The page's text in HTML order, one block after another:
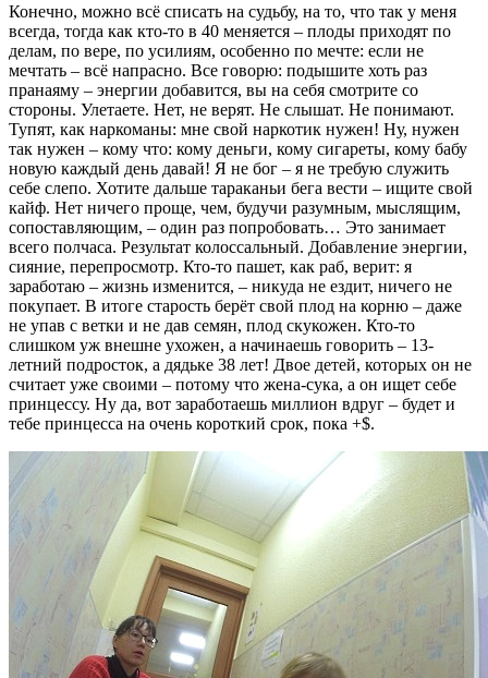
Конечно, можно всё списать на судьбу, на то, что так у меня
всегда, тогда как кто-то в 40 меняется – плоды приходят по
делам, по вере, по усилиям, особенно по мечте: если не
мечтать – всё напрасно. Все говорю: подышите хоть раз
пранаяму – энергии добавится, вы на себя смотрите со
стороны. Улетаете. Нет, не верят. Не слышат. Не понимают.
Тупят, как наркоманы: мне свой наркотик нужен! Ну, нужен
так нужен – кому что: кому деньги, кому сигареты, кому бабу
новую каждый день давай! Я не бог – я не требую служить
себе слепо. Хотите дальше тараканьи бега вести – ищите свой
кайф. Нет ничего проще, чем, будучи разумным, мыслящим,
сопоставляющим, – один раз попробовать… Это занимает
всего полчаса. Результат колоссальный. Добавление энергии,
сияние, перепросмотр. Кто-то пашет, как раб, верит: я
заработаю – жизнь изменится, – никуда не ездит, ничего не
покупает. В итоге старость берёт свой плод на корню – даже
не упав с ветки и не дав семян, плод скукожен. Кто-то
слишком уж внешне ухожен, а начинаешь говорить – 13-
летний подросток, а дядьке 38 лет! Двое детей, которых он не
считает уже своими – потому что жена-сука, а он ищет себе
принцессу. Ну да, вот заработаешь миллион вдруг – будет и
тебе принцесса на очень короткий срок, пока +$.